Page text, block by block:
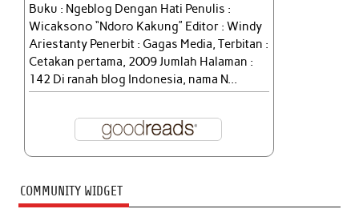
Buku : Ngeblog Dengan Hati Penulis :
Wicaksono “Ndoro Kakung” Editor : Windy
Ariestanty Penerbit : Gagas Media, Terbitan :
Cetakan pertama, 2009 Jumlah Halaman :
142 Di ranah blog Indonesia, nama N...
COMMUNITY WIDGET